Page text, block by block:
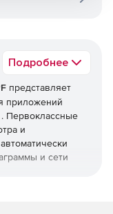
Подробнее
представляет
приложений
. Первоклассные
и
и сети